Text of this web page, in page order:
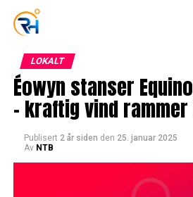
LOKALT
Éowyn stanser
– kraftig vind
Publisert 2 år siden den 25. januar 2025
Av NTB